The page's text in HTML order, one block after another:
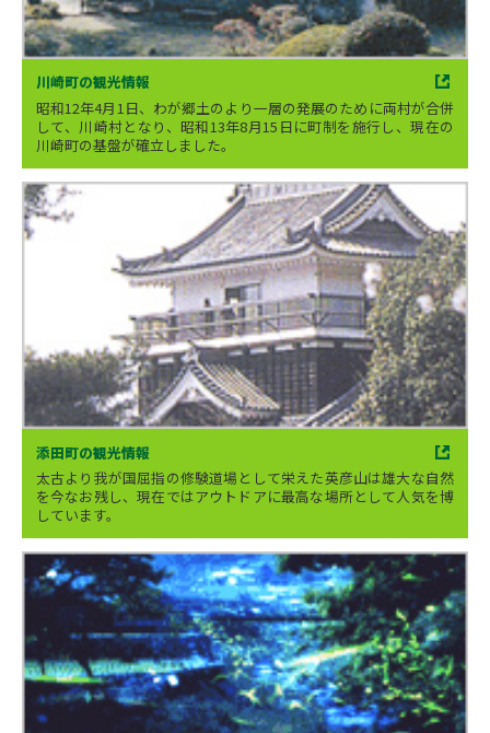
川崎町の観光情報
昭和12年4月1日、わが郷土のより一層の発展のために両村が合併
して、川崎村となり、昭和13年8月15日に町制を施行し、現在の
川崎町の基盤が確立しました。
添田町の観光情報
太古より我が国屈指の修験道場として栄えた英彦山は雄大な自然
を今なお残し、現在ではアウトドアに最高な場所として人気を博
しています。